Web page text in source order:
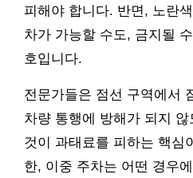
피해야 합니다. 반면, 노란
차가 가능할 수도, 금지될
호입니다.
전문가들은 점선 구역에서
차량 통행에 방해가 되지
것이 과태료를 피하는 핵심
한, 이중 주차는 어떤 경우